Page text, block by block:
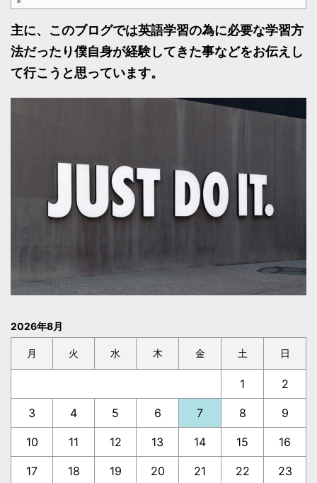
主に、このブログでは英語学習の為に必要な学習方
法だったり僕自身が経験してきた事などをお伝えし
て行こうと思っています。
2026年8月
月 火 水 木 金 土 日
1 2
3 4 5 6 7 8 9
10 11 12 13 14 15 16
17 18 19 20 21 22 23